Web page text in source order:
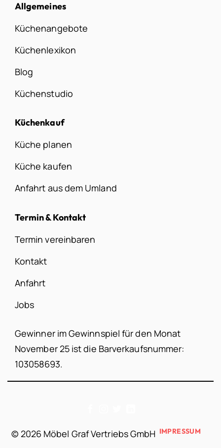
Allgemeines
Küchenangebote
Küchenlexikon
Blog
Küchenstudio
Küchenkauf
Küche planen
Küche kaufen
Anfahrt aus dem Umland
Termin & Kontakt
Termin vereinbaren
Kontakt
Anfahrt
Jobs
Gewinner im Gewinnspiel für den Monat
November 25 ist die Barverkaufsnummer:
103058693.
© 2026 Möbel Graf Vertriebs GmbH IMPRESSUM